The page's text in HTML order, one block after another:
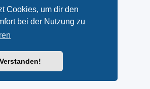
Cookies, um dir den
bei der Nutzung zu
Verstanden!